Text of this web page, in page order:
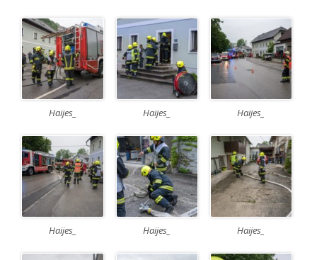
Haijes_ Haijes_ Haijes_
Haijes_ Haijes_ Haijes_